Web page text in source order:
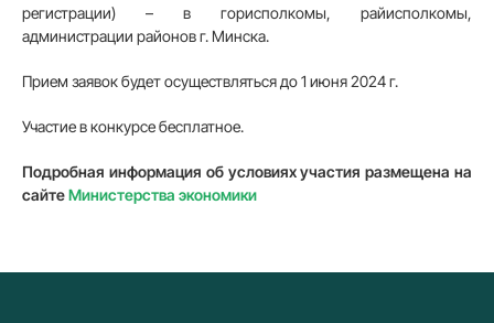
регистрации) – в горисполкомы, райисполкомы,
администрации районов г. Минска.
Прием заявок будет осуществляться до 1 июня 2024 г.
Участие в конкурсе бесплатное.
Подробная информация об условиях участия размещена на
сайтеМинистерства экономики